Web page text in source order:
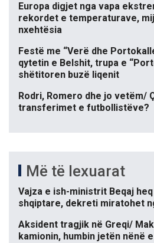
Europa digjet nga vapa
rekordet e temperaturave,
nxehtësia
Festë me “Verë dhe
qytetin e Belshit, trupa e
shëtitoren buzë liqenit
Rodri, Romero dhe jo vetëm/
transferimet e futbollistëve?
Më të lexuarat
Vajza e ish-ministrit Beqaj
shqiptare, dekreti miratohet
Aksident tragjik në Greqi/
kamionin, humbin jetën nënë